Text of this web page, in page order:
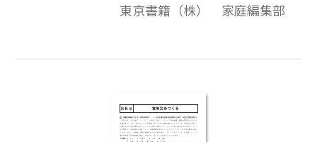
成29-32（2017-2020）年度用教科書。
東京書籍（株） 家庭編集部